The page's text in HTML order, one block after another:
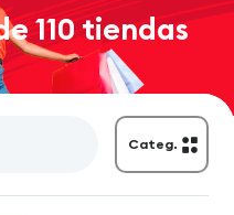
110 tiendas
Categ.